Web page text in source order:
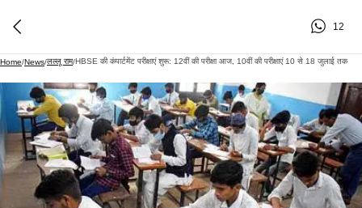
12
Home/News/लल्लू राम/HBSE की कंपार्टमेंट परीक्षाएं शुरू: 12वीं की परीक्षा आज, 10वीं की परीक्षाएं 10 से 18 जुलाई तक